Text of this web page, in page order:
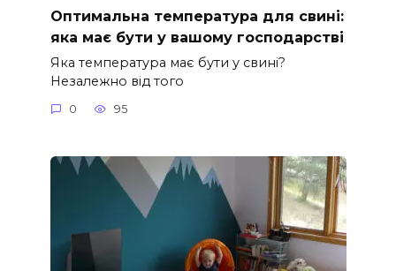
Оптимальна температура для свині:
яка має бути у вашому господарстві
Яка температура має бути у свині?
Незалежно від того
0 95